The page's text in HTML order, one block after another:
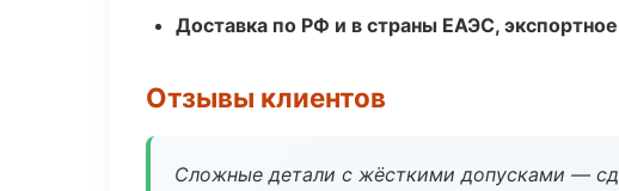
Доставка по РФ и в страны ЕАЭС,
Отзывы клиентов
Сложные детали с жёсткими допусками —